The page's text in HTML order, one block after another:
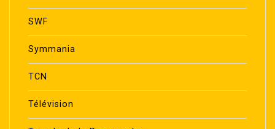
SWF
Symmania
TCN
Télévision